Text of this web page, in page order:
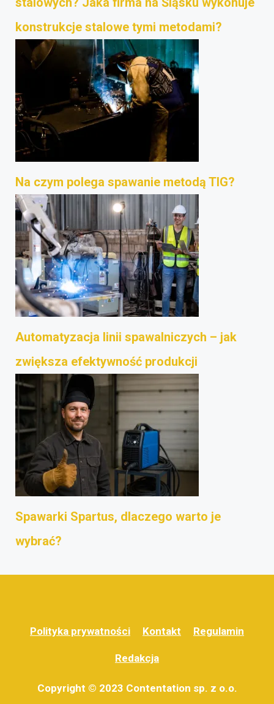
konstrukcje stalowe tymi metodami?
Na czym polega spawanie metodą TIG?
Automatyzacja linii spawalniczych – jak
zwiększa efektywność produkcji
Spawarki Spartus, dlaczego warto je
wybrać?
Polityka prywatności Kontakt Regulamin
Redakcja
Copyright © 2023 Contentation sp. z o.o.